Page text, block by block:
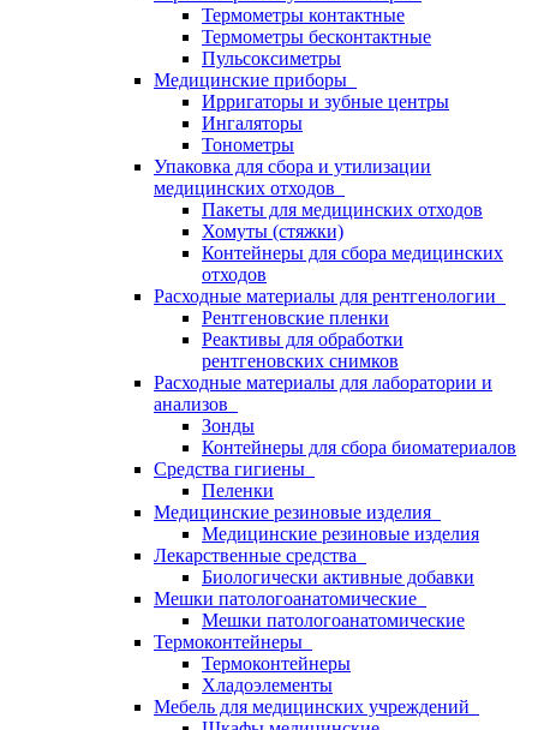
Термометры контактные
Термометры бесконтактные
Пульсоксиметры
Медицинские приборы
Ирригаторы и зубные центры
Ингаляторы
Тонометры
Упаковка для сбора и утилизации
медицинских отходов
Пакеты для медицинских отходов
Хомуты (стяжки)
Контейнеры для сбора медицинских
отходов
Расходные материалы для рентгенологии
Рентгеновские пленки
Реактивы для обработки
рентгеновских снимков
Расходные материалы для лаборатории и
анализов
Зонды
Контейнеры для сбора биоматериалов
Средства гигиены
Пеленки
Медицинские резиновые изделия
Медицинские резиновые изделия
Лекарственные средства
Биологически активные добавки
Мешки патологоанатомические
Мешки патологоанатомические
Термоконтейнеры
Термоконтейнеры
Хладоэлементы
Мебель для медицинских учреждений